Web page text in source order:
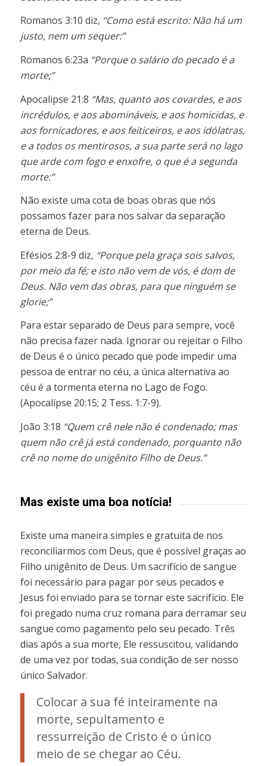
Romanos 3:10 diz, “Como está escrito: Não há um
justo, nem um sequer:”
Romanos 6:23a “Porque o salário do pecado é a
morte;”
Apocalipse 21:8 “Mas, quanto aos covardes, e aos
incrédulos, e aos abomináveis, e aos homicidas, e
aos fornicadores, e aos feiticeiros, e aos idólatras,
e a todos os mentirosos, a sua parte será no lago
que arde com fogo e enxofre, o que é a segunda
morte:”
Não existe uma cota de boas obras que nós
possamos fazer para nos salvar da separação
eterna de Deus.
Efésios 2:8-9 diz, “Porque pela graça sois salvos,
por meio da fé; e isto não vem de vós, é dom de
Deus. Não vem das obras, para que ninguém se
glorie;”
Para estar separado de Deus para sempre, você
não precisa fazer nada. Ignorar ou rejeitar o Filho
de Deus é o único pecado que pode impedir uma
pessoa de entrar no céu, a única alternativa ao
céu é a tormenta eterna no Lago de Fogo.
(Apocalípse 20:15; 2 Tess. 1:7-9).
João 3:18 “Quem crê nele não é condenado; mas
quem não crê já está condenado, porquanto não
crê no nome do unigênito Filho de Deus.”
Mas existe uma boa notícia!
Existe uma maneira simples e gratuita de nos
reconciliarmos com Deus, que é possível graças ao
Filho unigênito de Deus. Um sacrifício de sangue
foi necessário para pagar por seus pecados e
Jesus foi enviado para se tornar este sacrifício. Ele
foi pregado numa cruz romana para derramar seu
sangue como pagamento pelo seu pecado. Três
dias após a sua morte, Ele ressuscitou, validando
de uma vez por todas, sua condição de ser nosso
único Salvador.
Colocar a sua fé inteiramente na
morte, sepultamento e
ressurreição de Cristo é o único
meio de se chegar ao Céu.